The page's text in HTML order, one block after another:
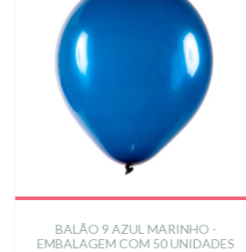
BALÃO 9 AZUL MARINHO -
EMBALAGEM COM 50 UNIDADES